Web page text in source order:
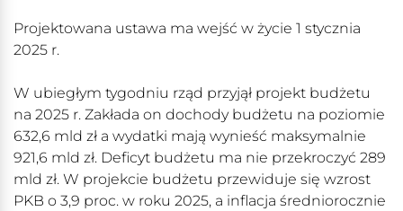
Projektowana ustawa ma wejść w życie 1 stycznia
2025 r.
W ubiegłym tygodniu rząd przyjął projekt budżetu
na 2025 r. Zakłada on dochody budżetu na poziomie
632,6 mld zł a wydatki mają wynieść maksymalnie
921,6 mld zł. Deficyt budżetu ma nie przekroczyć 289
mld zł. W projekcie budżetu przewiduje się wzrost
PKB o 3,9 proc. w roku 2025, a inflacja średniorocznie